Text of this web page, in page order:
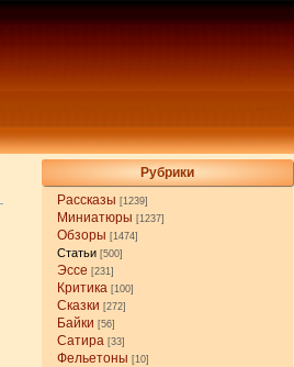
Рубрики
Рассказы [1239]
Миниатюры [1237]
Обзоры [1474]
Статьи [500]
Эссе [231]
Критика [100]
Сказки [272]
Байки [56]
Сатира [33]
Фельетоны [10]